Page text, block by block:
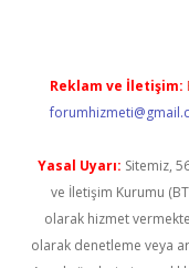
Reklam ve İletişim:
Yasal Uyarı: Sitemiz,
ve İletişim Kurumu
olarak hizmet
olarak denetleme veya